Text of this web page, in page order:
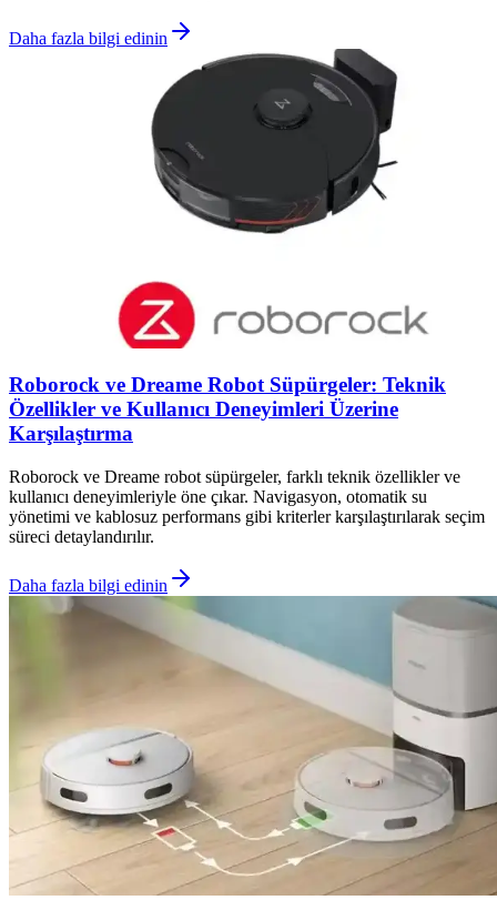
Daha fazla bilgi edinin
Roborock ve Dreame Robot Süpürgeler: Teknik
Özellikler ve Kullanıcı Deneyimleri Üzerine
Karşılaştırma
Roborock ve Dreame robot süpürgeler, farklı teknik özellikler ve
kullanıcı deneyimleriyle öne çıkar. Navigasyon, otomatik su
yönetimi ve kablosuz performans gibi kriterler karşılaştırılarak seçim
süreci detaylandırılır.
Daha fazla bilgi edinin